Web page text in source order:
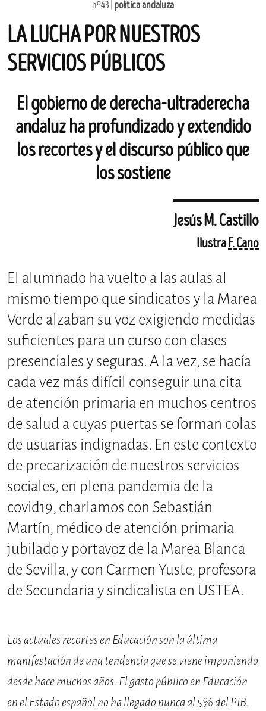
nº43 | política andaluza
LA LUCHA POR NUESTROS
SERVICIOS PÚBLICOS
El gobierno de derecha-ultraderecha
andaluz ha profundizado y extendido
los recortes y el discurso público que
los sostiene
Jesús M. Castillo
IlustraF. Cano
El alumnado ha vuelto a las aulas al
mismo tiempo que sindicatos y la Marea
Verde alzaban su voz exigiendo medidas
suficientes para un curso con clases
presenciales y seguras. A la vez, se hacía
cada vez más difícil conseguir una cita
de atención primaria en muchos centros
de salud a cuyas puertas se forman colas
de usuarias indignadas. En este contexto
de precarización de nuestros servicios
sociales, en plena pandemia de la
covid19, charlamos con Sebastián
Martín, médico de atención primaria
jubilado y portavoz de la Marea Blanca
de Sevilla, y con Carmen Yuste, profesora
de Secundaria y sindicalista en USTEA.
Los actuales recortes en Educación son la última
manifestación de una tendencia que se viene imponiendo
desde hace muchos años. El gasto público en Educación
en el Estado español no ha llegado nunca al 5% del PIB.